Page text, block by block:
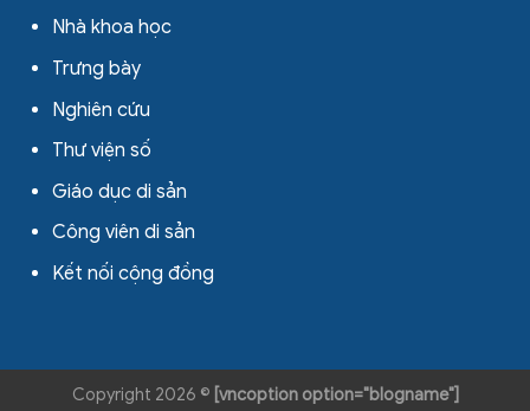
Nhà khoa học
Trưng bày
Nghiên cứu
Thư viện số
Giáo dục di sản
Công viên di sản
Kết nối cộng đồng
Copyright 2026 © [vncoption option="blogname"]